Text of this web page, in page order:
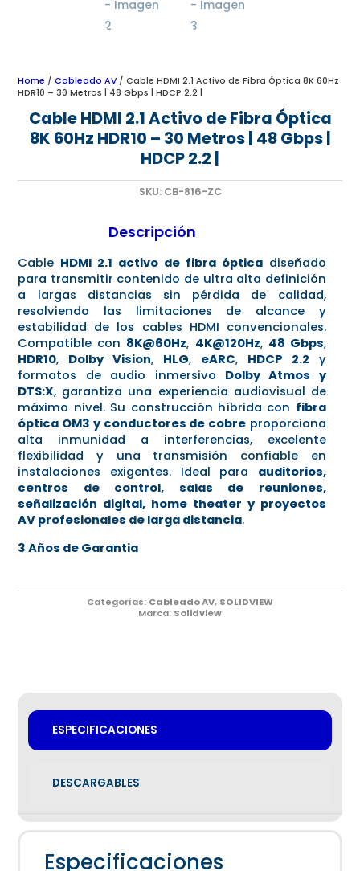
Home /Cableado AV / Cable HDMI 2.1 Activo de Fibra Óptica 8K 60Hz
HDR10 – 30 Metros | 48 Gbps | HDCP 2.2 |
Cable HDMI 2.1 Activo de Fibra Óptica
8K 60Hz HDR10 – 30 Metros | 48 Gbps |
HDCP 2.2 |
SKU: CB-816-ZC
Descripción
Cable HDMI 2.1 activo de fibra ópticadiseñado
para transmitir contenido de ultra alta definición
a largas distancias sin pérdida de calidad,
resolviendo las limitaciones de alcance y
estabilidad de los cables HDMI convencionales.
Compatible con 8K@60Hz, 4K@120Hz, 48 Gbps,
HDR10, Dolby Vision, HLG, eARC, HDCP 2.2 y
formatos de audio inmersivo Dolby Atmos y
DTS:X, garantiza una experiencia audiovisual de
máximo nivel. Su construcción híbrida con fibra
óptica OM3 y conductores de cobreproporciona
alta inmunidad a interferencias, excelente
flexibilidad y una transmisión confiable en
instalaciones exigentes. Ideal para auditorios,
centros de control, salas de reuniones,
señalización digital, home theater y proyectos
AV profesionales de larga distancia.
3 Años de Garantia
Categorías: Cableado AV, SOLIDVIEW
Marca: Solidview
ESPECIFICACIONES
DESCARGABLES
Especificaciones